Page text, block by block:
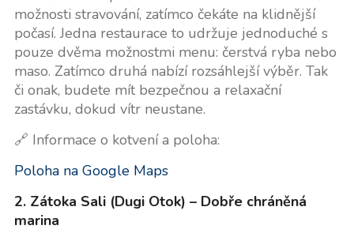
možnosti stravování, zatímco čekáte na klidnější
počasí. Jedna restaurace to udržuje jednoduché s
pouze dvěma možnostmi menu: čerstvá ryba nebo
maso. Zatímco druhá nabízí rozsáhlejší výběr. Tak
či onak, budete mít bezpečnou a relaxační
zastávku, dokud vítr neustane.
🔗 Informace o kotvení a poloha:
Poloha na Google Maps
2. Zátoka Sali (Dugi Otok) – Dobře chráněná
marina